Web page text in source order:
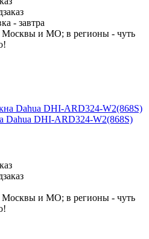
- завтра
Москвы и МО; в регионы - чуть
Dahua DHI-ARD324-W2(868S)
Москвы и МО; в регионы - чуть